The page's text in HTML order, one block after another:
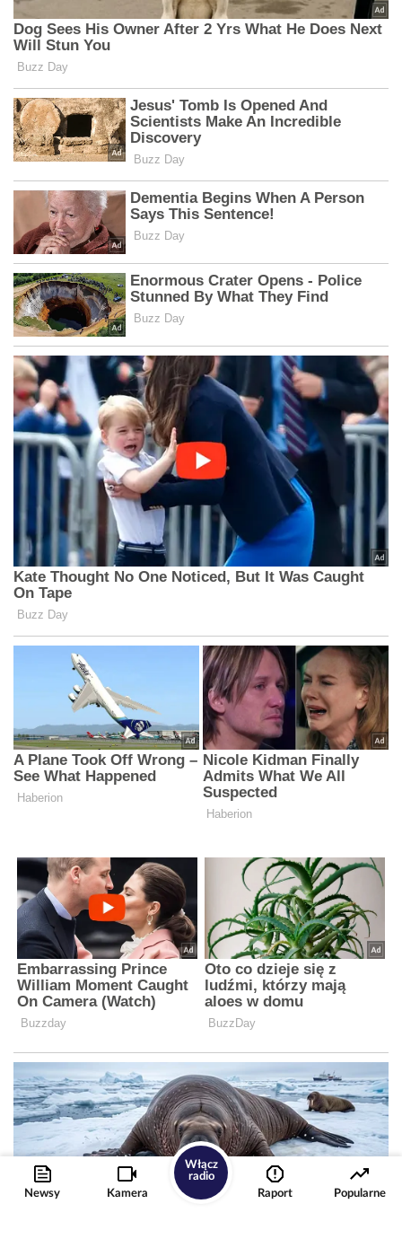
Newsy Kamera
Włącz
radio
Raport
Popularne